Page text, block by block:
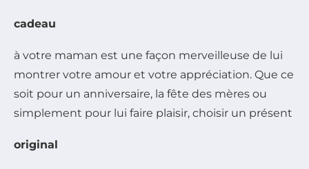
cadeau
à votre maman est une façon merveilleuse de lui
montrer votre amour et votre appréciation. Que ce
soit pour un anniversaire, la fête des mères ou
simplement pour lui faire plaisir, choisir un présent
original